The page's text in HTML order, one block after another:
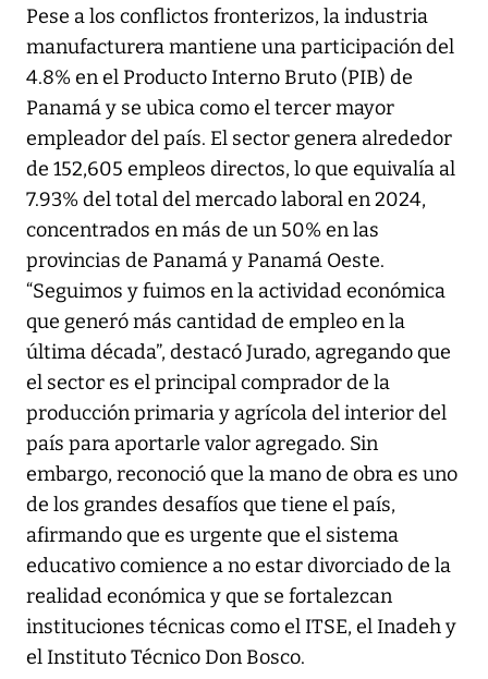
Pese a los conflictos fronterizos, la industria
manufacturera mantiene una participación del
4.8% en el Producto Interno Bruto (PIB) de
Panamá y se ubica como el tercer mayor
empleador del país. El sector genera alrededor
de 152,605 empleos directos, lo que equivalía al
7.93% del total del mercado laboral en 2024,
concentrados en más de un 50% en las
provincias de Panamá y Panamá Oeste.
“Seguimos y fuimos en la actividad económica
que generó más cantidad de empleo en la
última década”, destacó Jurado, agregando que
el sector es el principal comprador de la
producción primaria y agrícola del interior del
país para aportarle valor agregado. Sin
embargo, reconoció que la mano de obra es uno
de los grandes desafíos que tiene el país,
afirmando que es urgente que el sistema
educativo comience a no estar divorciado de la
realidad económica y que se fortalezcan
instituciones técnicas como el ITSE, el Inadeh y
el Instituto Técnico Don Bosco.